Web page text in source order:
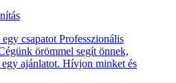
csapatot Professzionális
örömmel segít önnek,
ajánlatot. Hívjon minket és